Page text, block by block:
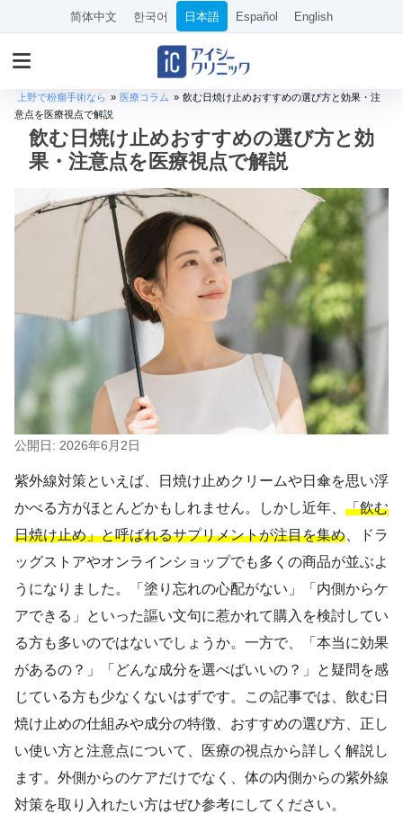
简体中文 한국어 日本語 Español English
上野で粉瘤手術なら » 医療コラム » 飲む日焼け止めおすすめの選び方と効果・注
意点を医療視点で解説
飲む日焼け止めおすすめの選び方と効
果・注意点を医療視点で解説
公開日: 2026年6月2日
紫外線対策といえば、日焼け止めクリームや日傘を思い浮
かべる方がほとんどかもしれません。しかし近年、 「飲む
日焼け止め」と呼ばれるサプリメントが注目を集め 、ドラ
ッグストアやオンラインショップでも多くの商品が並ぶよ
うになりました。「塗り忘れの心配がない」「内側からケ
アできる」といった謳い文句に惹かれて購入を検討してい
る方も多いのではないでしょうか。一方で、「本当に効果
があるの？」「どんな成分を選べばいいの？」と疑問を感
じている方も少なくないはずです。この記事では、飲む日
焼け止めの仕組みや成分の特徴、おすすめの選び方、正し
い使い方と注意点について、医療の視点から詳しく解説し
ます。外側からのケアだけでなく、体の内側からの紫外線
対策を取り入れたい方はぜひ参考にしてください。